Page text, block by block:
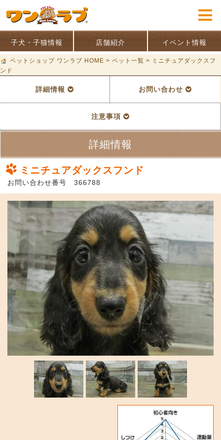
子犬・子猫情報 店舗紹介 イベント情報
ペットショップ ワンラブ HOME > ペット一覧 > ミニチュアダックスフ
ンド
詳細情報 お問い合わせ
注意事項
詳細情報
ミニチュアダックスフンド
お問い合わせ番号 366788